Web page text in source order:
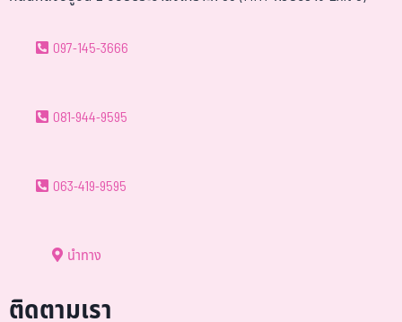
097-145-3666
081-944-9595
063-419-9595
นำทาง
ติดตามเรา